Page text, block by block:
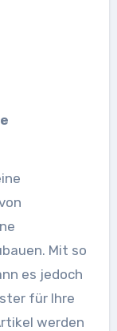
Mit so
es jedoch
für Ihre
werden